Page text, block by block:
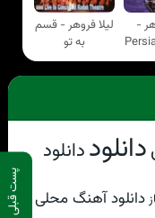
پست قبلی
-
لیلا فروهر - قسم
به تو
دانلوددانلود
دانلود آهنگ محلی